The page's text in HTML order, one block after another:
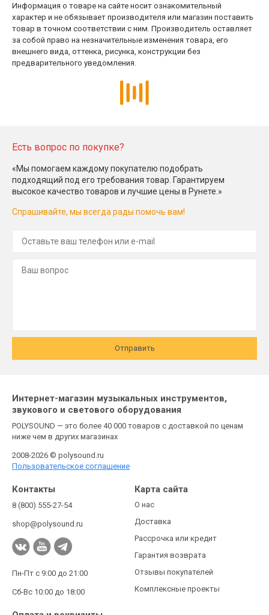
Информация о товаре на сайте носит ознакомительный
характер и не обязывает производителя или магазин поставить
товар в точном соответствии с ним. Производитель оставляет
за собой право на незначительные изменения товара, его
внешнего вида, оттенка, рисунка, конструкции без
предварительного уведомления.
Есть вопрос по покупке?
«Мы помогаем каждому покупателю подобрать
подходящий под его требования товар. Гарантируем
высокое качество товаров и лучшие цены в Рунете.»
Спрашивайте, мы всегда рады помочь вам!
Отправить
Интернет-магазин музыкальных инструментов,
звукового и светового оборудования
POLYSOUND — это более 40 000 товаров с доставкой по ценам
ниже чем в других магазинах
2008-2026 © polysound.ru
Пользовательское соглашение
Контакты
8 (800) 555-27-54
shop@polysound.ru
Пн-Пт с 9:00 до 21:00
Сб-Вс 10:00 до 18:00
Карта сайта
О нас
Доставка
Рассрочка или кредит
Гарантия возврата
Отзывы покупателей
Комплексные проекты